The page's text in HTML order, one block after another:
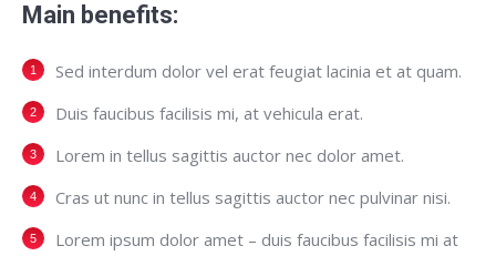
Main benefits:
Sed interdum dolor vel erat feugiat lacinia et at quam.
Duis faucibus facilisis mi, at vehicula erat.
Lorem in tellus sagittis auctor nec dolor amet.
Cras ut nunc in tellus sagittis auctor nec pulvinar nisi.
Lorem ipsum dolor amet – duis faucibus facilisis mi at